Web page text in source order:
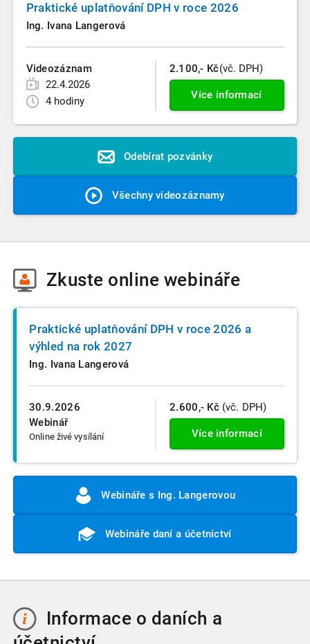
Praktické uplatňování DPH v roce 2026
Ing. Ivana Langerová
Videozáznam
22.4.2026
4 hodiny
2.100,- Kč(vč. DPH)
Více informací
Odebírat pozvánky
Všechny videozáznamy
Zkuste online webináře
30.9.2026
Webinář
Online živé vysílání
Praktické uplatňování DPH v roce 2026 a
výhled na rok 2027
Ing. Ivana Langerová
2.600,- Kč (vč. DPH)
Více informací
Webináře s Ing. Langerovou
Webináře daní a účetnictví
Informace o daních a